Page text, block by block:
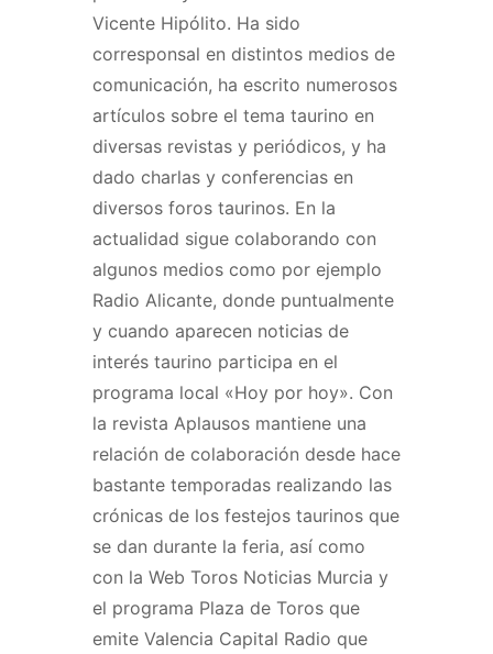
Vicente Hipólito. Ha sido
corresponsal en distintos medios de
comunicación, ha escrito numerosos
artículos sobre el tema taurino en
diversas revistas y periódicos, y ha
dado charlas y conferencias en
diversos foros taurinos. En la
actualidad sigue colaborando con
algunos medios como por ejemplo
Radio Alicante, donde puntualmente
y cuando aparecen noticias de
interés taurino participa en el
programa local «Hoy por hoy». Con
la revista Aplausos mantiene una
relación de colaboración desde hace
bastante temporadas realizando las
crónicas de los festejos taurinos que
se dan durante la feria, así como
con la Web Toros Noticias Murcia y
el programa Plaza de Toros que
emite Valencia Capital Radio que